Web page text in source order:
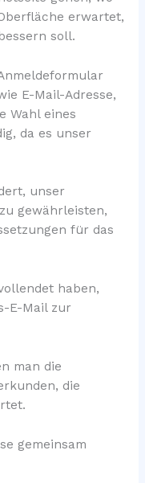
erwartet,
soll.
E-Mail-Adresse,
Wahl eines
da es unser
unser
gewährleisten,
für das
haben,
E-Mail zur
man die
die
gemeinsam